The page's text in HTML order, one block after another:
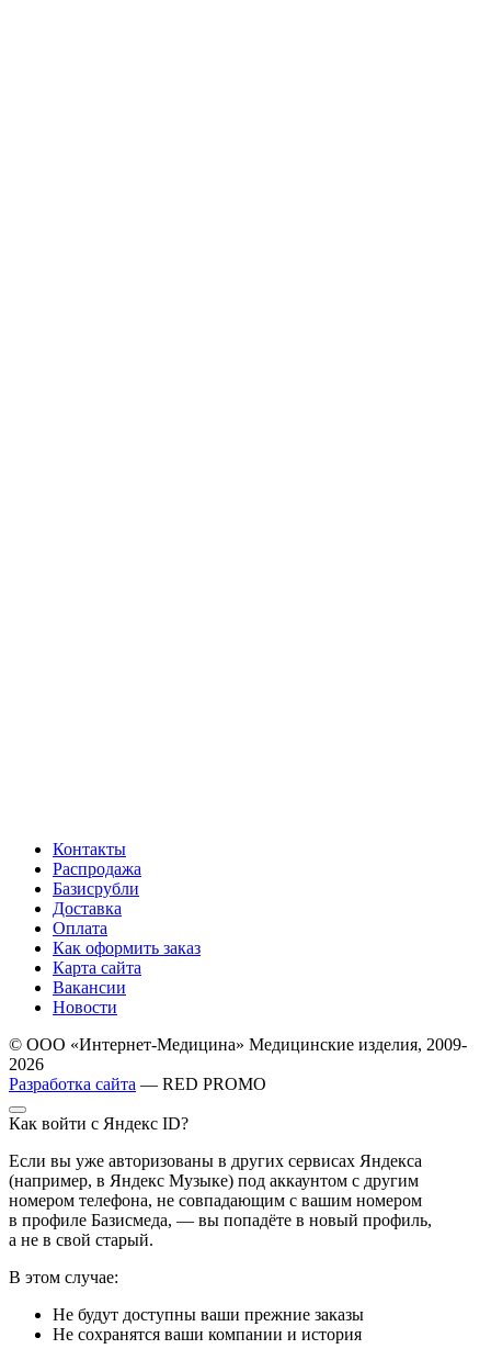
Контакты
Распродажа
Базисрубли
Доставка
Оплата
Как оформить заказ
Карта сайта
Вакансии
Новости
© ООО «Интернет-Медицина» Медицинские изделия, 2009-
2026
Разработка сайта — RED PROMO
Как войти с Яндекс ID?
Если вы уже авторизованы в других сервисах Яндекса
(например, в Яндекс Музыке) под аккаунтом с другим
номером телефона, не совпадающим с вашим номером
в профиле Базисмеда, — вы попадёте в новый профиль,
а не в свой старый.
В этом случае:
Не будут доступны ваши прежние заказы
Не сохранятся ваши компании и история